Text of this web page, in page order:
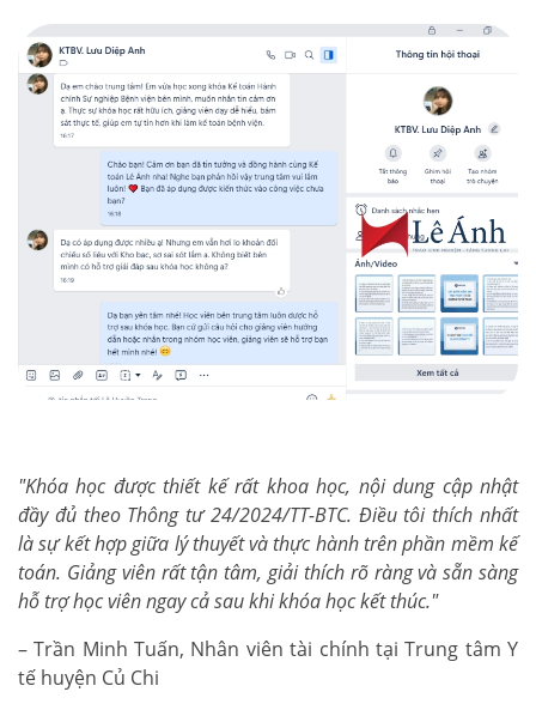
"Khóa học được thiết kế rất khoa học, nội dung cập nhật
đầy đủ theo Thông tư 24/2024/TT-BTC. Điều tôi thích nhất
là sự kết hợp giữa lý thuyết và thực hành trên phần mềm kế
toán. Giảng viên rất tận tâm, giải thích rõ ràng và sẵn sàng
hỗ trợ học viên ngay cả sau khi khóa học kết thúc."
– Trần Minh Tuấn, Nhân viên tài chính tại Trung tâm Y
tế huyện Củ Chi